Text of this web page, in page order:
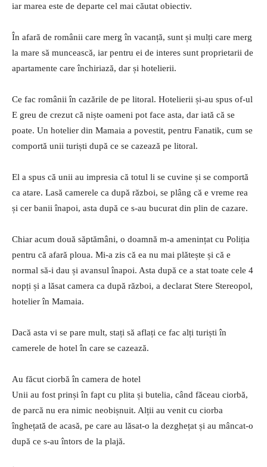
iar marea este de departe cel mai căutat obiectiv.
În afară de românii care merg în vacanță, sunt și mulți care merg
la mare să muncească, iar pentru ei de interes sunt proprietarii de
apartamente care închiriază, dar și hotelierii.
Ce fac românii în cazările de pe litoral. Hotelierii și-au spus of-ul
E greu de crezut că niște oameni pot face asta, dar iată că se
poate. Un hotelier din Mamaia a povestit, pentru Fanatik, cum se
comportă unii turiști după ce se cazează pe litoral.
El a spus că unii au impresia că totul li se cuvine și se comportă
ca atare. Lasă camerele ca după război, se plâng că e vreme rea
și cer banii înapoi, asta după ce s-au bucurat din plin de cazare.
Chiar acum două săptămâni, o doamnă m-a amenințat cu Poliția
pentru că afară ploua. Mi-a zis că ea nu mai plătește și că e
normal să-i dau și avansul înapoi. Asta după ce a stat toate cele 4
nopți și a lăsat camera ca după război, a declarat Stere Stereopol,
hotelier în Mamaia.
Dacă asta vi se pare mult, stați să aflați ce fac alți turiști în
camerele de hotel în care se cazează.
Au făcut ciorbă în camera de hotel
Unii au fost prinși în fapt cu plita și butelia, când făceau ciorbă,
de parcă nu era nimic neobișnuit. Alții au venit cu ciorba
înghețată de acasă, pe care au lăsat-o la dezghețat și au mâncat-o
după ce s-au întors de la plajă.